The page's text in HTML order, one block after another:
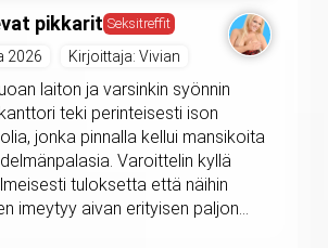
pikkarit Seksitreffit
2026 Kirjoittaja: Vivian
laiton ja varsinkin syönnin
teki perinteisesti ison
jonka pinnalla kellui mansikoita
Varoittelin kyllä
tuloksetta että näihin
imeytyy aivan erityisen paljon...